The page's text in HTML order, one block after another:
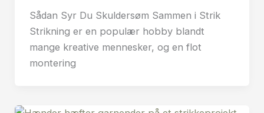
Sådan Syr Du Skuldersøm Sammen i Strik
Strikning er en populær hobby blandt
mange kreative mennesker, og en flot
montering